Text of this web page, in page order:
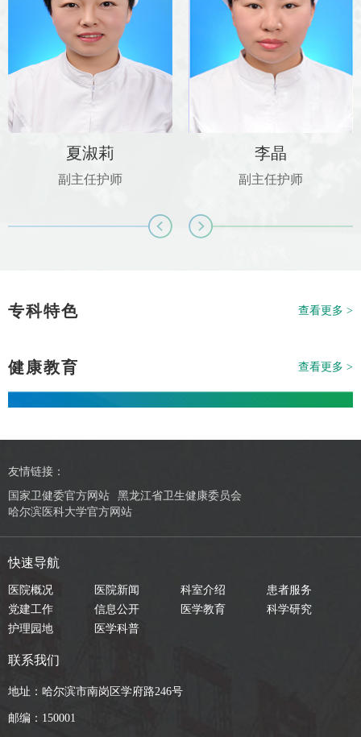
夏淑莉
副主任护师
李晶
副主任护师
专科特色 查看更多 >
健康教育 查看更多 >
友情链接：
国家卫健委官方网站
黑龙江省卫生健康委员会
哈尔滨医科大学官方网站
快速导航
医院概况 医院新闻 科室介绍
患者服务
党建工作
信息公开 医学教育
科学研究
护理园地
医学科普
联系我们
地址：哈尔滨市南岗区学府路246号
邮编：150001